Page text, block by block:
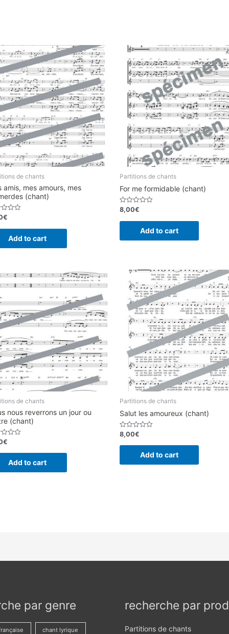
de chants
amis, mes amours, mes
(chant)
€
Add to cart
Partitions de chants
For me formidable (chant)
Rated
out
8,00€
Add to cart
de chants
nous reverrons un jour ou
(chant)
€
Add to cart
Partitions de chants
Salut les amoureux (chant)
Rated
out
8,00€
Add to cart
par genre
chant lyrique
recherche par
Partitions de chants